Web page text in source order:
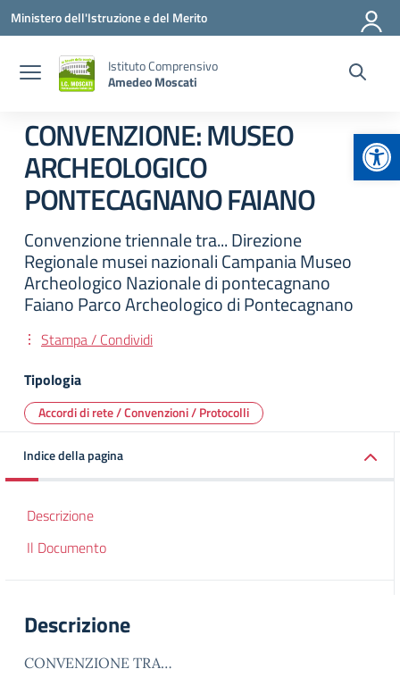
Vai ai contenuti
Vai al menu di navigazione
Vai al footer
Ministero dell'Istruzione e del Merito
Istituto Comprensivo
Amedeo Moscati
CONVENZIONE: MUSEO
ARCHEOLOGICO
PONTECAGNANO FAIANO
Convenzione triennale tra... Direzione
Regionale musei nazionali Campania Museo
Archeologico Nazionale di pontecagnano
Faiano Parco Archeologico di Pontecagnano
Stampa / Condividi
Tipologia
Accordi di rete / Convenzioni / Protocolli
Indice della pagina
Descrizione
Il Documento
Descrizione
CONVENZIONE TRA…